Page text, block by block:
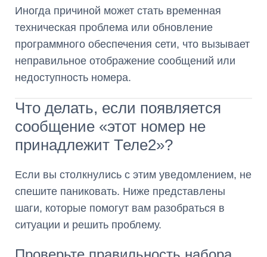
Иногда причиной может стать временная
техническая проблема или обновление
программного обеспечения сети, что вызывает
неправильное отображение сообщений или
недоступность номера.
Что делать, если появляется
сообщение «этот номер не
принадлежит Теле2»?
Если вы столкнулись с этим уведомлением, не
спешите паниковать. Ниже представлены
шаги, которые помогут вам разобраться в
ситуации и решить проблему.